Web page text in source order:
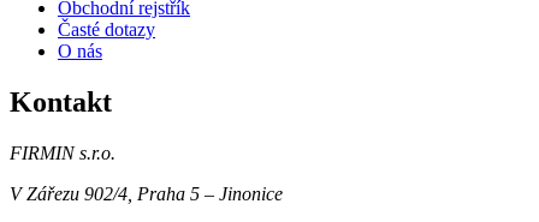
Obchodní rejstřík
Časté dotazy
O nás
Kontakt
FIRMIN s.r.o.
V Zářezu 902/4 Praha 5 – Jinonice